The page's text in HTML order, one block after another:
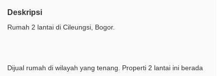
Deskripsi
Rumah 2 lantai di Cileungsi, Bogor.
Dijual rumah di wilayah yang tenang. Properti 2 lantai ini berada